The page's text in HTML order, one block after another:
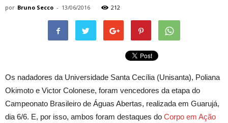
por Bruno Secco - 13/06/2016 212
Os nadadores da Universidade Santa Cecília (Unisanta), Poliana
Okimoto e Victor Colonese, foram vencedores da etapa do
Campeonato Brasileiro de Águas Abertas, realizada em Guarujá,
dia 6/6. E, por isso, ambos foram destaques do Corpo em Ação